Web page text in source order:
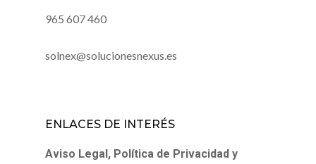
965 607 460
solnex@solucionesnexus.es
ENLACES DE INTERÉS
Aviso Legal, Política de Privacidad y